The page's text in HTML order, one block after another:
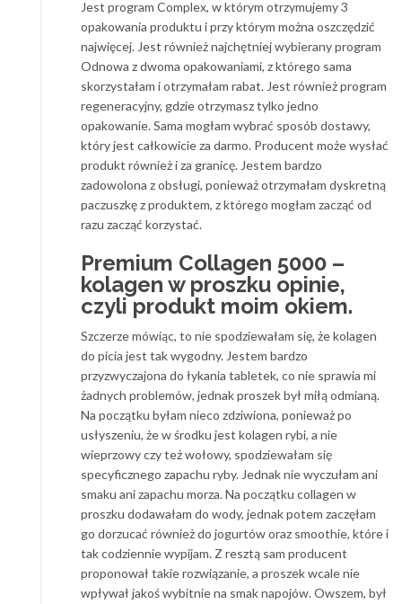
Jest program Complex, w którym otrzymujemy 3
opakowania produktu i przy którym można oszczędzić
najwięcej. Jest również najchętniej wybierany program
Odnowa z dwoma opakowaniami, z którego sama
skorzystałam i otrzymałam rabat. Jest również program
regeneracyjny, gdzie otrzymasz tylko jedno
opakowanie. Sama mogłam wybrać sposób dostawy,
który jest całkowicie za darmo. Producent może wysłać
produkt również i za granicę. Jestem bardzo
zadowolona z obsługi, ponieważ otrzymałam dyskretną
paczuszkę z produktem, z którego mogłam zacząć od
razu zacząć korzystać.
Premium Collagen 5000 –
kolagen w proszku opinie,
czyli produkt moim okiem.
Szczerze mówiąc, to nie spodziewałam się, że kolagen
do picia jest tak wygodny. Jestem bardzo
przyzwyczajona do łykania tabletek, co nie sprawia mi
żadnych problemów, jednak proszek był miłą odmianą.
Na początku byłam nieco zdziwiona, ponieważ po
usłyszeniu, że w środku jest kolagen rybi, a nie
wieprzowy czy też wołowy, spodziewałam się
specyficznego zapachu ryby. Jednak nie wyczułam ani
smaku ani zapachu morza. Na początku collagen w
proszku dodawałam do wody, jednak potem zaczęłam
go dorzucać również do jogurtów oraz smoothie, które i
tak codziennie wypijam. Z resztą sam producent
proponował takie rozwiązanie, a proszek wcale nie
wpływał jakoś wybitnie na smak napojów. Owszem, był